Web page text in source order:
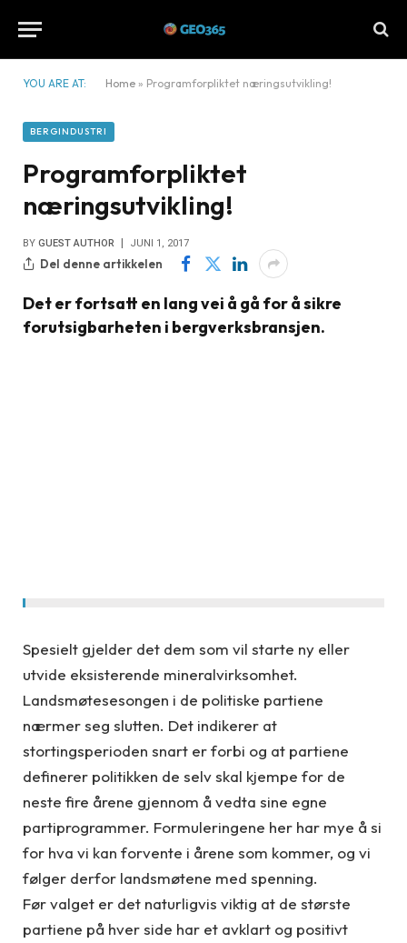
YOU ARE AT: Home » Programforpliktet næringsutvikling!
BERGINDUSTRI
Programforpliktet
næringsutvikling!
BY GUEST AUTHOR JUNI 1, 2017
Del denne artikkelen
Det er fortsatt en lang vei å gå for å sikre
forutsigbarheten i bergverksbransjen.
Spesielt gjelder det dem som vil starte ny eller
utvide eksisterende mineralvirksomhet.
Landsmøtesesongen i de politiske partiene
nærmer seg slutten. Det indikerer at
stortingsperioden snart er forbi og at partiene
definerer politikken de selv skal kjempe for de
neste fire årene gjennom å vedta sine egne
partiprogrammer. Formuleringene her har mye å si
for hva vi kan forvente i årene som kommer, og vi
følger derfor landsmøtene med spenning.
Før valget er det naturligvis viktig at de største
partiene på hver side har et avklart og positivt